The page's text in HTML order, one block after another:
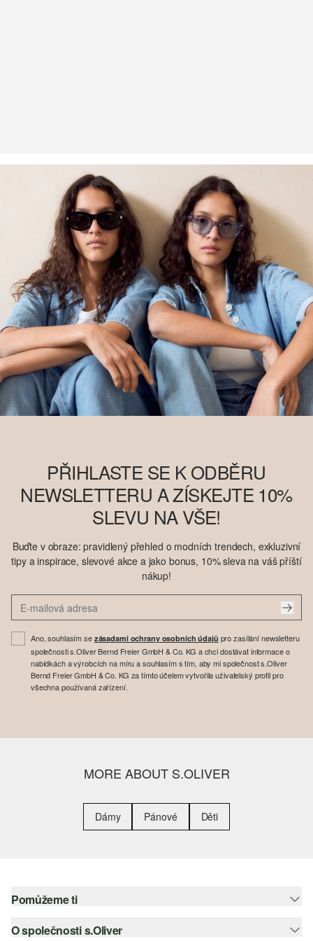
PŘIHLASTE SE K ODBĚRU
NEWSLETTERU A ZÍSKEJTE 10%
SLEVU NA VŠE!
Buďte v obraze: pravidlený přehled o modních trendech, exkluzivní
tipy a inspirace, slevové akce a jako bonus, 10% sleva na váš příští
nákup!
Ano, souhlasím se zásadami ochrany osobních údajů pro zasílání newsletteru
společnosti s.Oliver Bernd Freier GmbH & Co. KG a chci dostávat informace o
nabídkách a výrobcích na míru a souhlasím s tím, aby mi společnost s.Oliver
Bernd Freier GmbH & Co. KG za tímto účelem vytvořila uživatelský profil pro
všechna používaná zařízení.
MORE ABOUT S.OLIVER
Dámy Pánové Děti
Pomůžeme ti
Nápověda – často kladené otázky
O společnosti s.Oliver